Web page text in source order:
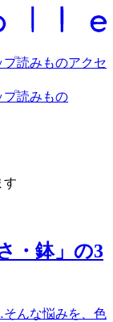
プ読みものアクセ
プ読みもの
す
・鉢」の3
んな悩みを、色